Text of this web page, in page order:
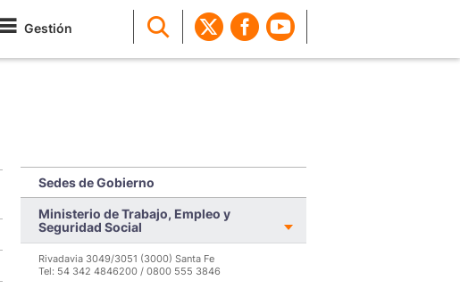
Gestión
Sedes de Gobierno
Ministerio de Trabajo, Empleo y
Seguridad Social
Rivadavia 3049/3051 (3000) Santa Fe
Tel: 54 342 4846200 / 0800 555 3846